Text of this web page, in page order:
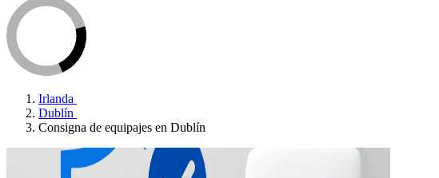
Irlanda
Dublín
Consigna de equipajes en Dublín